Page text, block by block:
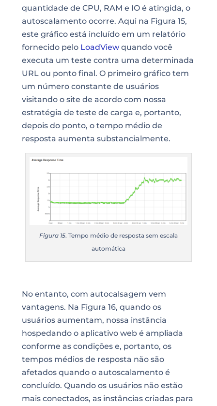
quantidade de CPU, RAM e IO é atingida, o
autoscalamento ocorre. Aqui na Figura 15,
este gráfico está incluído em um relatório
fornecido pelo LoadViewquando você
executa um teste contra uma determinada
URL ou ponto final. O primeiro gráfico tem
um número constante de usuários
visitando o site de acordo com nossa
estratégia de teste de carga e, portanto,
depois do ponto, o tempo médio de
resposta aumenta substancialmente.
Figura 15. Tempo médio de resposta sem escala
automática
No entanto, com autocalsagem vem
vantagens. Na Figura 16, quando os
usuários aumentam, nossa instância
hospedando o aplicativo web é ampliada
conforme as condições e, portanto, os
tempos médios de resposta não são
afetados quando o autoscalamento é
concluído. Quando os usuários não estão
mais conectados, as instâncias criadas para